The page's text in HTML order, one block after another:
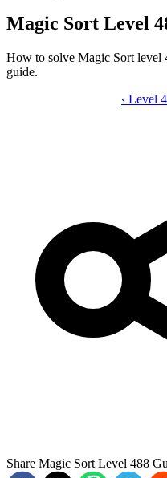
Magic Sort Level
How to solve Magic Sort level
guide.
‹ Level
Share Magic Sort Level 488